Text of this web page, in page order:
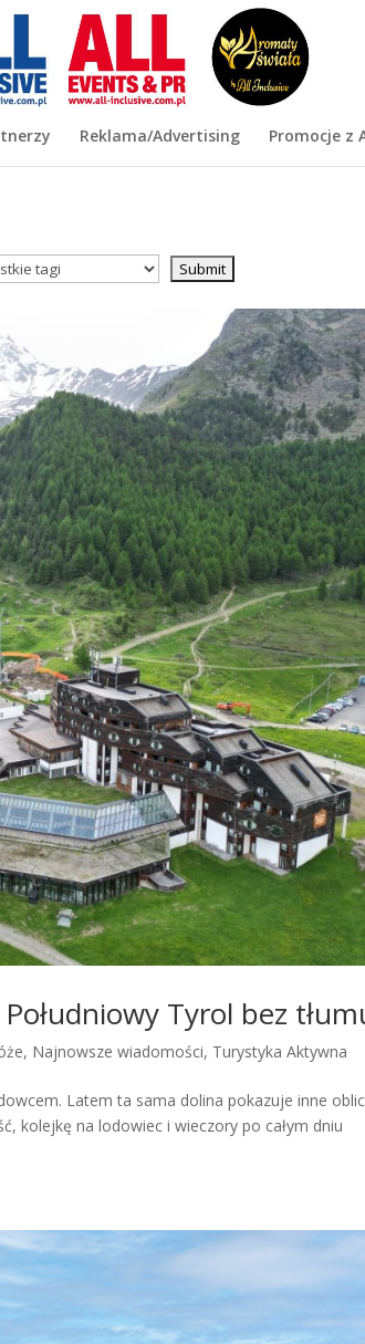
Reklama/Advertising Promocje z
Tyrol bez
, Najnowsze wiadomości, Turystyka Aktywna
Latem ta sama dolina pokazuje inne
kolejkę na lodowiec i wieczory po całym dniu